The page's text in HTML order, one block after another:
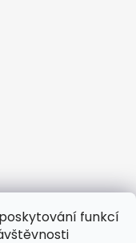
funkcí